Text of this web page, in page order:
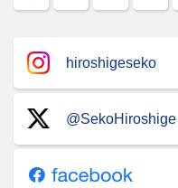
hiroshigeseko
@SekoHiroshige